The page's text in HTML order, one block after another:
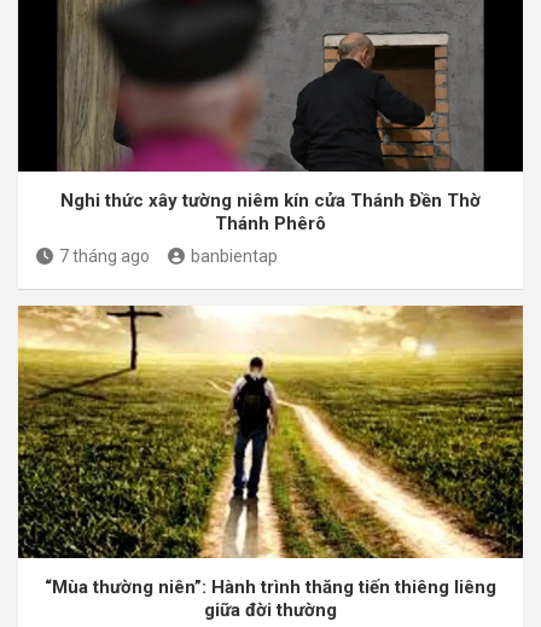
Nghi thức xây tường niêm kín cửa Thánh Đền Thờ
Thánh Phêrô
7 tháng ago banbientap
“Mùa thường niên”: Hành trình thăng tiến thiêng liêng
giữa đời thường